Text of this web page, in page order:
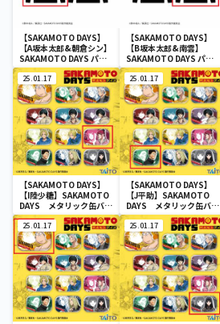
【SAKAMOTO DAYS】
【A坂本太郎&朝倉シン】
SAKAMOTO DAYS パー
カー
【SAKAMOTO DAYS】
【B坂本太郎&南雲】
SAKAMOTO DAYS パー
カー
25.01.17
【SAKAMOTO DAYS】
【I陸少糖】SAKAMOTO
DAYS メタリック缶バッ
ジ
25.01.17
【SAKAMOTO DAYS】
【J平助】SAKAMOTO
DAYS メタリック缶バッ
ジ
25.01.17 25.01.17